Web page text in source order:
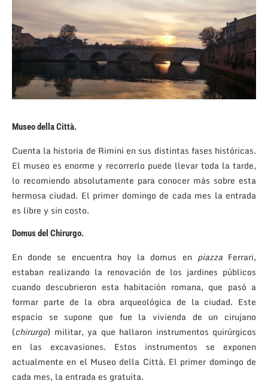
Museo della Città.
Cuenta la historia de Rimini en sus distintas fases históricas.
El museo es enorme y recorrerlo puede llevar toda la tarde,
lo recomiendo absolutamente para conocer más sobre esta
hermosa ciudad. El primer domingo de cada mes la entrada
es libre y sin costo.
Domus del Chirurgo.
En donde se encuentra hoy la domus en piazzaFerrari,
estaban realizando la renovación de los jardines públicos
cuando descubrieron esta habitación romana, que pasó a
formar parte de la obra arqueológica de la ciudad. Este
espacio se supone que fue la vivienda de un cirujano
(chirurgo) militar, ya que hallaron instrumentos quirúrgicos
en las excavasiones. Estos instrumentos se exponen
actualmente en el Museo della Città. El primer domingo de
cada mes, la entrada es gratuita.